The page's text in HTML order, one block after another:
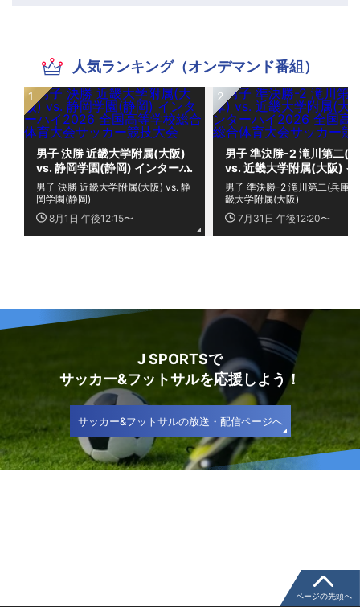
人気ランキング（オンデマンド番組）
男子 決勝 近畿大学附属(大阪)
vs. 静岡学園(静岡) インターハ
イ2026 全国高等学校総合体
育大会サッカー競技大会
8月1日 午後12:15〜
男子 決勝 近畿大学附属(大阪) vs. 静
岡学園(静岡)
男子 準決勝-2 滝川第二(
vs. 近畿大学附属(大阪) イ
ーハイ2026 全国高等学
合体育大会サッカー競技
7月31日 午後12:20〜
男子 準決勝-2 滝川第二(兵庫)
畿大学附属(大阪)
J SPORTSで
サッカー&フットサルを応援しよう！
サッカー&フットサルの放送・配信ページへ
ページの先頭へ